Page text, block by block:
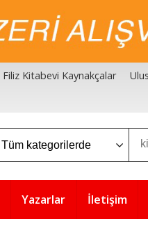
Filiz Kitabevi Kaynakçalar
Yazarlar İletişim